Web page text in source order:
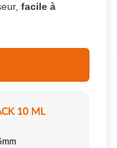
facile à
10 ML